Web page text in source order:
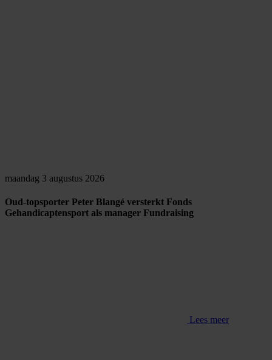
maandag 3 augustus 2026
Oud-topsporter Peter Blangé versterkt Fonds
Gehandicaptensport als manager Fundraising
Lees meer